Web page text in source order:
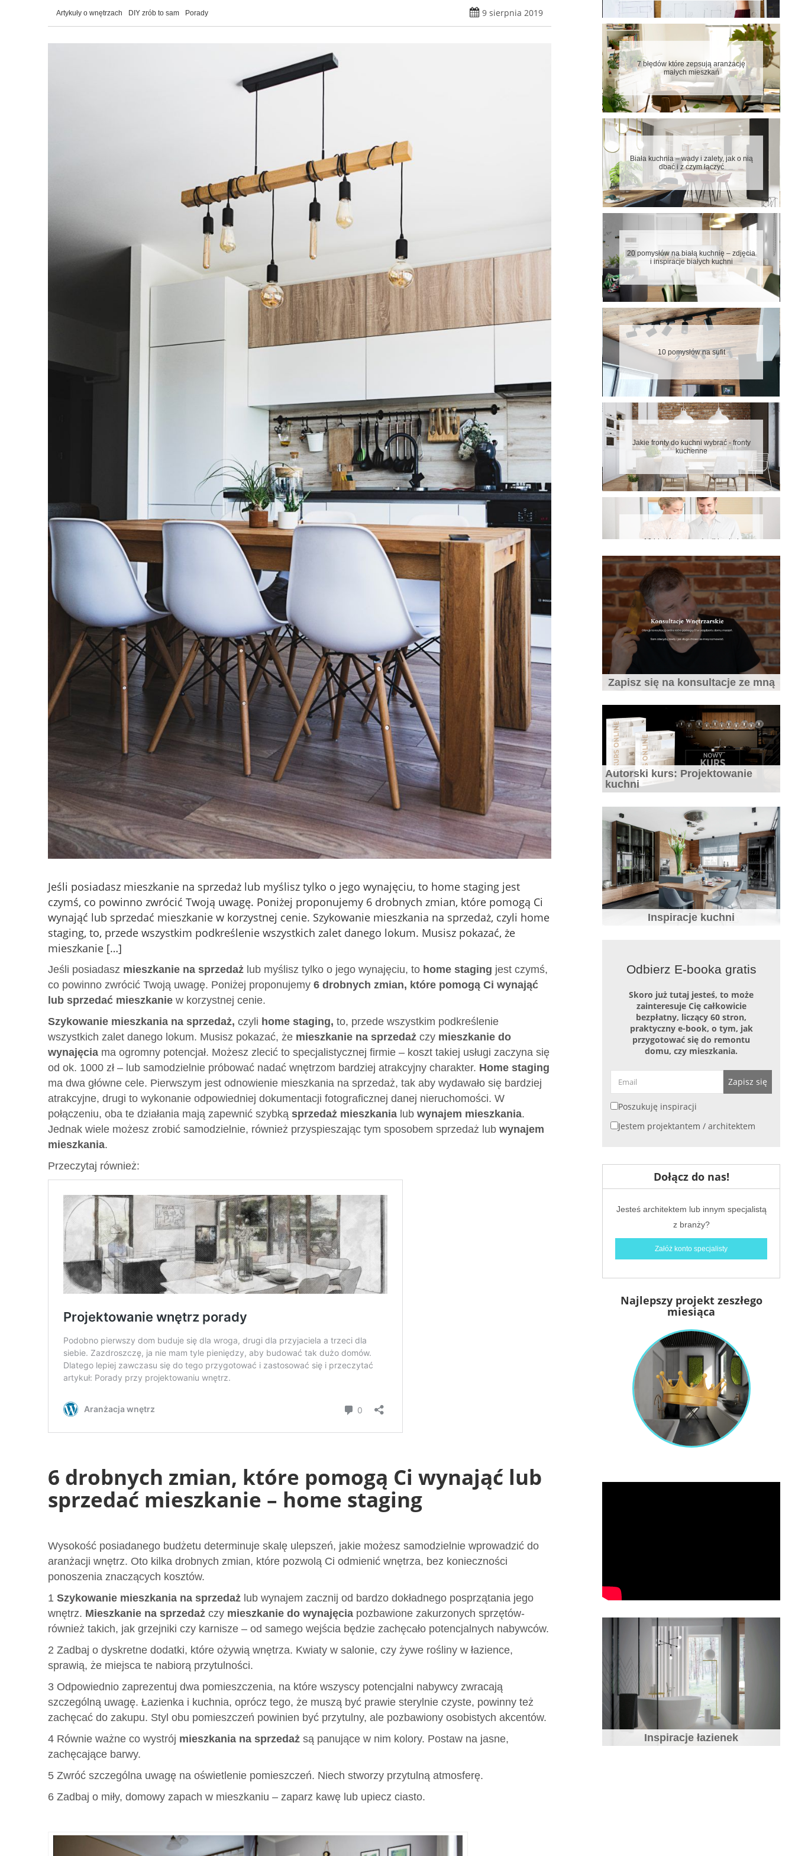
Artykuły o wnętrzach DIY zrób to sam Porady 9 sierpnia 2019
Jeśli posiadasz mieszkanie na sprzedaż lub myślisz tylko o jego wynajęciu, to home staging jest
czymś, co powinno zwrócić Twoją uwagę. Poniżej proponujemy 6 drobnych zmian, które pomogą Ci
wynająć lub sprzedać mieszkanie w korzystnej cenie. Szykowanie mieszkania na sprzedaż, czyli home
staging, to, przede wszystkim podkreślenie wszystkich zalet danego lokum. Musisz pokazać, że
mieszkanie […]
Jeśli posiadasz mieszkanie na sprzedaż lub myślisz tylko o jego wynajęciu, to home staging jest czymś,
co powinno zwrócić Twoją uwagę. Poniżej proponujemy 6 drobnych zmian, które pomogą Ci wynająć
lub sprzedać mieszkanie w korzystnej cenie.
Szykowanie mieszkania na sprzedaż, czyli home staging, to, przede wszystkim podkreślenie
wszystkich zalet danego lokum. Musisz pokazać, że mieszkanie na sprzedaż czy mieszkanie do
wynajęcia ma ogromny potencjał. Możesz zlecić to specjalistycznej firmie – koszt takiej usługi zaczyna się
od ok. 1000 zł – lub samodzielnie próbować nadać wnętrzom bardziej atrakcyjny charakter. Home staging
ma dwa główne cele. Pierwszym jest odnowienie mieszkania na sprzedaż, tak aby wydawało się bardziej
atrakcyjne, drugi to wykonanie odpowiedniej dokumentacji fotograficznej danej nieruchomości. W
połączeniu, oba te działania mają zapewnić szybką sprzedaż mieszkania lub wynajem mieszkania.
Jednak wiele możesz zrobić samodzielnie, również przyspieszając tym sposobem sprzedaż lub wynajem
mieszkania.
Przeczytaj również:
6 drobnych zmian, które pomogą Ci wynająć lub
sprzedać mieszkanie – home staging
Wysokość posiadanego budżetu determinuje skalę ulepszeń, jakie możesz samodzielnie wprowadzić do
aranżacji wnętrz. Oto kilka drobnych zmian, które pozwolą Ci odmienić wnętrza, bez konieczności
ponoszenia znaczących kosztów.
1 Szykowanie mieszkania na sprzedaż lub wynajem zacznij od bardzo dokładnego posprzątania jego
wnętrz. Mieszkanie na sprzedaż czy mieszkanie do wynajęcia pozbawione zakurzonych sprzętów-
również takich, jak grzejniki czy karnisze – od samego wejścia będzie zachęcało potencjalnych nabywców.
2 Zadbaj o dyskretne dodatki, które ożywią wnętrza. Kwiaty w salonie, czy żywe rośliny w łazience,
sprawią, że miejsca te nabiorą przytulności.
3 Odpowiednio zaprezentuj dwa pomieszczenia, na które wszyscy potencjalni nabywcy zwracają
szczególną uwagę. Łazienka i kuchnia, oprócz tego, że muszą być prawie sterylnie czyste, powinny też
zachęcać do zakupu. Styl obu pomieszczeń powinien być przytulny, ale pozbawiony osobistych akcentów.
4 Równie ważne co wystrój mieszkania na sprzedaż są panujące w nim kolory. Postaw na jasne,
zachęcające barwy.
5 Zwróć szczególna uwagę na oświetlenie pomieszczeń. Niech stworzy przytulną atmosferę.
6 Zadbaj o miły, domowy zapach w mieszkaniu – zaparz kawę lub upiecz ciasto.
7 błędów które zepsują aranżację
małych mieszkań
Biała kuchnia – wady i zalety, jak o nią
dbać i z czym łączyć
20 pomysłów na białą kuchnię – zdjęcia
i inspiracje białych kuchni
Jakie fronty do kuchni wybrać - fronty
kuchenne
Jaki blat do kuchni wybrać
10 najczęstszych błędów popełnianych
przy projektowaniu wnętrz.
7 błędów które zepsują aranżację
Biała kuchnia – wady i zalety, jak o nią
dbać i z czym łączyć
20 pomysłów na białą kuchnię – zdjęcia
i inspiracje białych kuchni
Zapisz się na konsultacje ze mną
Autorski kurs: Projektowanie
kuchni
Inspiracje kuchni
Odbierz E-booka gratis
Skoro już tutaj jesteś, to może
zainteresuje Cię całkowicie
bezpłatny, liczący 60 stron,
praktyczny e-book, o tym, jak
przygotować się do remontu
domu, czy mieszkania.
Zapisz się
Poszukuję inspiracji
Jestem projektantem / architektem
Dołącz do nas!
Jesteś architektem lub innym specjalistą
z branży?
Załóż konto specjalisty
Najlepszy projekt zeszłego
miesiąca
Inspiracje łazienek